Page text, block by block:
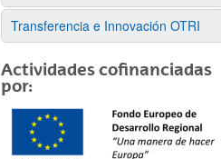
Transferencia e Innovación OTRI
Actividades cofinanciadas
por: